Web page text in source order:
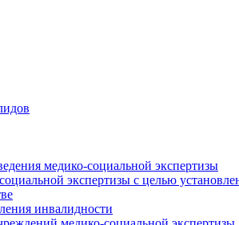
медико-социальной экспертизы
экспертизы с целью
инвалидности